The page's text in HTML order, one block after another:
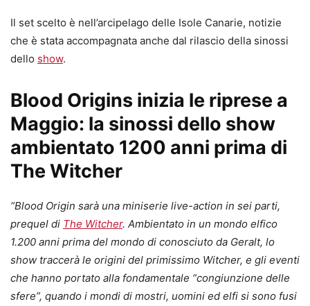
Il set scelto è nell’arcipelago delle Isole Canarie, notizie
che è stata accompagnata anche dal rilascio della sinossi
dello show.
Blood Origins inizia le riprese a
Maggio: la sinossi dello show
ambientato 1200 anni prima di
The Witcher
“Blood Origin sarà una miniserie live-action in sei parti,
prequel di The Witcher. Ambientato in un mondo elfico
1.200 anni prima del mondo di conosciuto da Geralt, lo
show traccerà le origini del primissimo Witcher, e gli eventi
che hanno portato alla fondamentale “congiunzione delle
sfere”, quando i mondi di mostri, uomini ed elfi si sono fusi